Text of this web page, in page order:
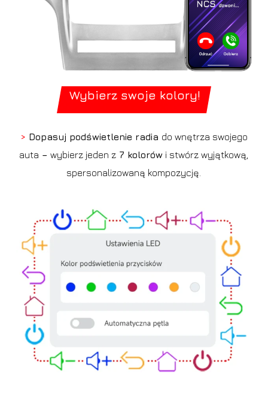
Wybierz swoje kolory!
> Dopasuj podświetlenie radia do wnętrza swojego
auta –wybierz jeden z 7 kolorów i stwórz wyjątkową,
spersonalizowaną kompozycję.